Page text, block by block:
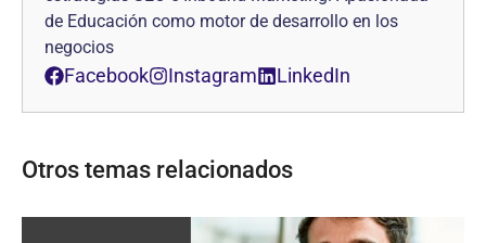
de Educación como motor de desarrollo en los
negocios
Facebook Instagram LinkedIn
Otros temas relacionados